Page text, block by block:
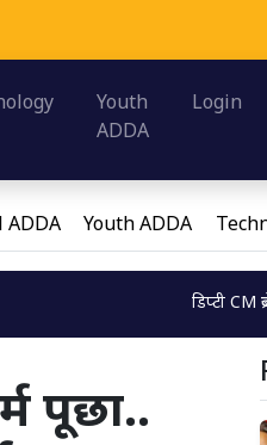
Youth
ADDA
Login
ADDA Youth ADDA
डिप्टी CM ब्रजेश पाठक ने
पूछा..